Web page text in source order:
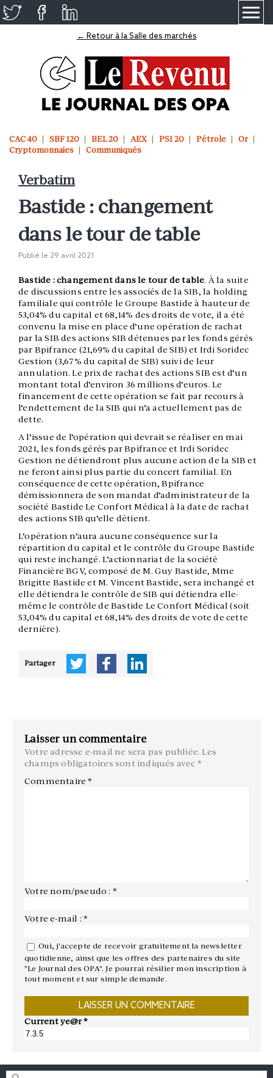
← Retour à la Salle des marchés
CAC 40 SBF 120 BEL 20 AEX PSI 20 Pétrole
Or
Cryptomonnaies
Communiqués
Verbatim
Bastide : changement
dans le tour de table
Publié le 29 avril 2021
Bastide : changement dans le tour de table. À la suite
de discussions entre les associés de la SIB, la holding
familiale qui contrôle le Groupe Bastide à hauteur de
53,04% du capital et 68,14% des droits de vote, il a été
convenu la mise en place d’une opération de rachat
par la SIB des actions SIB détenues par les fonds gérés
par Bpifrance (21,69% du capital de SIB) et Irdi Soridec
Gestion (3,67% du capital de SIB) suivi de leur
annulation. Le prix de rachat des actions SIB est d’un
montant total d’environ 36 millions d’euros. Le
financement de cette opération se fait par recours à
l’endettement de la SIB qui n’a actuellement pas de
dette.
A l’issue de l’opération qui devrait se réaliser en mai
2021, les fonds gérés par Bpifrance et Irdi Soridec
Gestion ne détiendront plus aucune action de la SIB et
ne feront ainsi plus partie du concert familial. En
conséquence de cette opération, Bpifrance
démissionnera de son mandat d’administrateur de la
société Bastide Le Confort Médical à la date de rachat
des actions SIB qu’elle détient.
L’opération n’aura aucune conséquence sur la
répartition du capital et le contrôle du Groupe Bastide
qui reste inchangé. L’actionnariat de la société
Financière BGV, composé de M. Guy Bastide, Mme
Brigitte Bastide et M. Vincent Bastide, sera inchangé et
elle détiendra le contrôle de SIB qui détiendra elle-
même le contrôle de Bastide Le Confort Médical (soit
53,04% du capital et 68,14% des droits de vote de cette
dernière).
Partager
Laisser un commentaire
Votre adresse e-mail ne sera pas publiée. Les
champs obligatoires sont indiqués avec *
Commentaire*
Votre nom/pseudo : *
Votre e-mail : *
Oui, j'accepte de recevoir gratuitement la newsletter
quotidienne, ainsi que les offres des partenaires du site
"Le Journal des OPA". Je pourrai résilier mon inscription à
tout moment et sur simple demande.
Current ye@r*